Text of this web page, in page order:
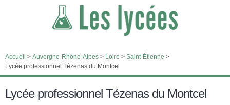
Accueil > Auvergne-Rhône-Alpes > Loire > Saint-Étienne >
Lycée professionnel Tézenas du Montcel
Lycée professionnel Tézenas du Montcel